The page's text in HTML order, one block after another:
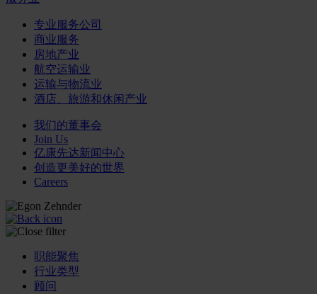
专业服务公司
商业服务
房地产业
航空运输业
运输与物流业
酒店、旅游和休闲产业
我们的董事会
Join Us
亿康先达新闻中心
创造更美好的世界
Careers
职能聚焦
行业类型
顾问